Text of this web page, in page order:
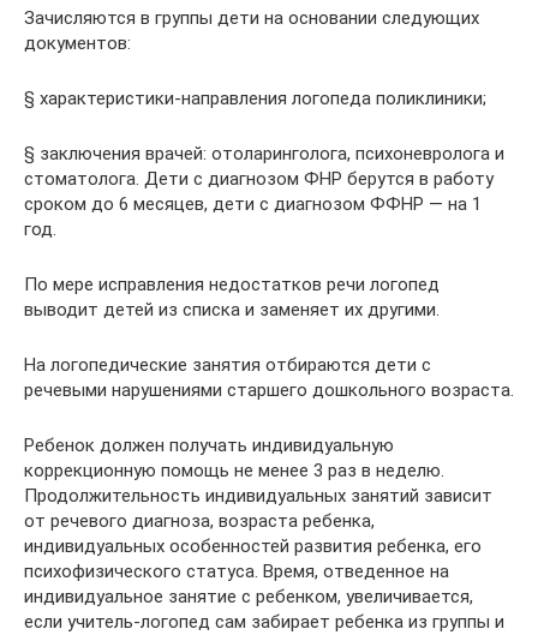
Зачисляются в группы дети на основании следующих
документов:
§ характеристики-направления логопеда поликлиники;
§ заключения врачей: отоларинголога, психоневролога и
стоматолога. Дети с диагнозом ФНР берутся в работу
сроком до 6 месяцев, дети с диагнозом ФФНР — на 1
год.
По мере исправления недостатков речи логопед
выводит детей из списка и заменяет их другими.
На логопедические занятия отбираются дети с
речевыми нарушениями старшего дошкольного возраста.
Ребенок должен получать индивидуальную
коррекционную помощь не менее 3 раз в неделю.
Продолжительность индивидуальных занятий зависит
от речевого диагноза, возраста ребенка,
индивидуальных особенностей развития ребенка, его
психофизического статуса. Время, отведенное на
индивидуальное занятие с ребенком, увеличивается,
если учитель-логопед сам забирает ребенка из группы и